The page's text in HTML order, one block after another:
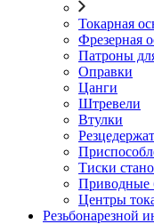
Токарная
Фрезерная
Патроны
Оправки
Цанги
Штревели
Втулки
Тиски
Приводные
Центры
Резьбонарезной